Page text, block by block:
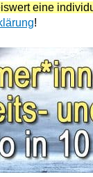
eine
!